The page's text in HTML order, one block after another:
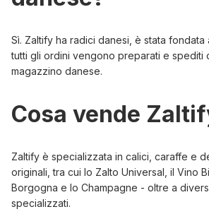
Sì. Zaltify ha radici danesi, è stata
tutti gli ordini vengono preparati e spediti
magazzino danese.
Cosa vende
Zaltify è specializzata in calici, caraffe e
originali, tra cui lo Zalto Universal , il Vino
Borgogna e lo Champagne - oltre a
specializzati.